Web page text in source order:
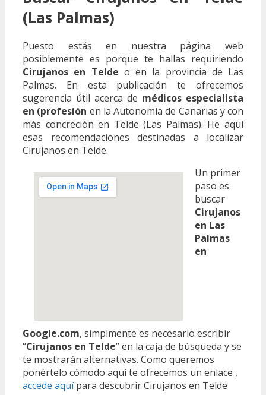
(Las Palmas)
Puesto estás en nuestra página web
posiblemente es porque te hallas requiriendo
Cirujanos en Telde o en la provincia de Las
Palmas. En esta publicación te ofrecemos
sugerencia útil acerca de médicos especialista
en (profesión en la Autonomía de Canarias y con
más concreción en Telde (Las Palmas). He aquí
esas recomendaciones destinadas a localizar
Cirujanos en Telde.
Un primer
paso es
buscar
Cirujanos
en Las
Palmas
en
Google.com, simplmente es necesario escribir
“Cirujanos en Telde” en la caja de búsqueda y se
te mostrarán alternativas. Como queremos
ponértelo cómodo aquí te ofrecemos un enlace ,
accede aquípara descubrir Cirujanos en Telde